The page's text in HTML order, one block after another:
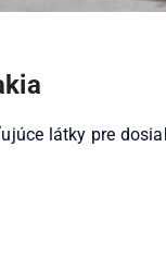
látky pre